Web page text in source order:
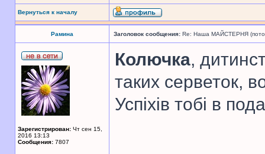
Вернуться к началу
Рамина Заголовок сообщения: Re: Наша МАЙСТЕРНЯ
Зарегистрирован: Чт сен 15,
2016 13:13
Сообщения: 7807
Колючка,
таких серветок,
Успіхів тобі в